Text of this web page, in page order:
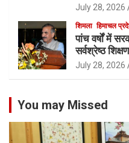
July 28, 2026
शिमला हिमाचल
पांच वर्षों में
सर्वश्रेष्ठ
July 28, 2026
You may Missed